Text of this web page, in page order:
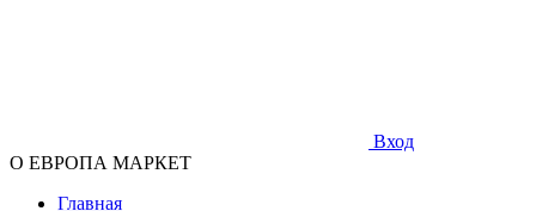
Вход
О ЕВРОПА МАРКЕТ
Главная